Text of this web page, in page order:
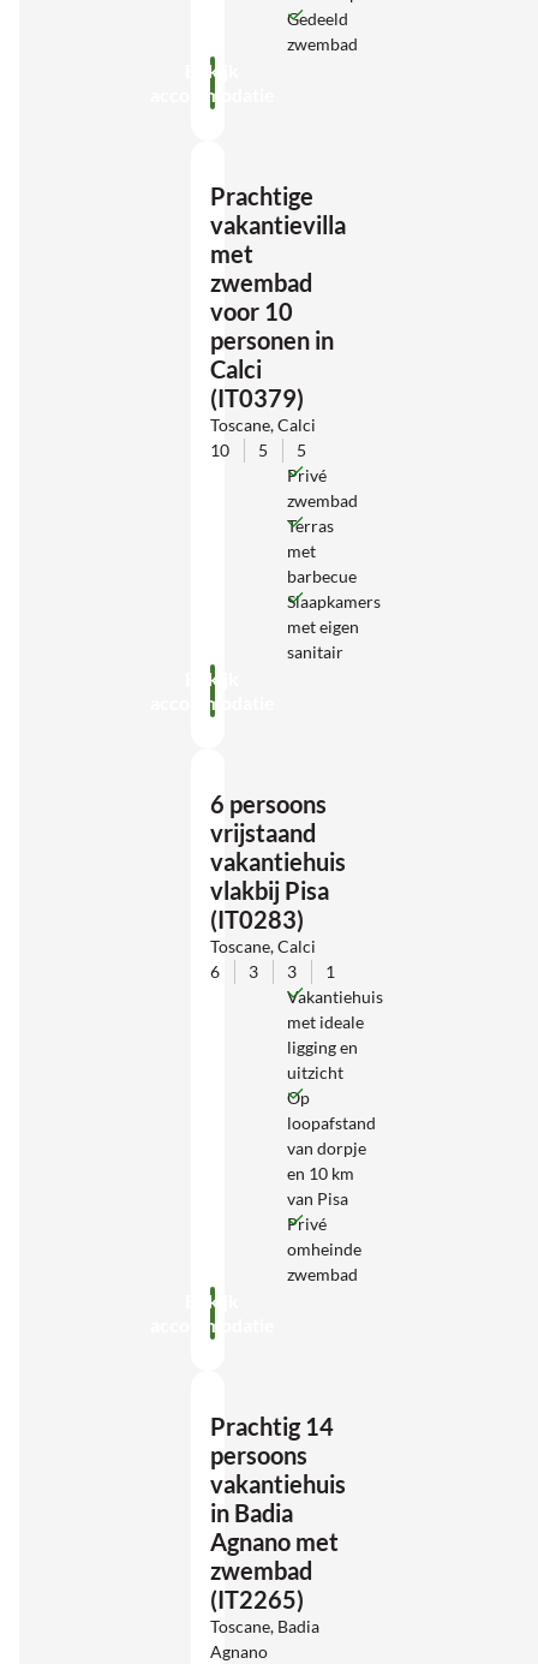
Gedeeld
zwembad
Bekijk
accommodatie
Prachtige
vakantievilla
met
zwembad
voor 10
personen in
Calci
(IT0379)
Toscane, Calci
10
5
5
Privé
zwembad
Terras
met
barbecue
Slaapkamers
met eigen
sanitair
Bekijk
accommodatie
6 persoons
vrijstaand
vakantiehuis
vlakbij Pisa
(IT0283)
Toscane, Calci
6
3 3
1
Vakantiehuis
met ideale
ligging en
uitzicht
Op
loopafstand
van dorpje
en 10 km
van Pisa
Privé
omheinde
zwembad
Bekijk
accommodatie
Prachtig 14
persoons
vakantiehuis
in Badia
Agnano met
zwembad
(IT2265)
Toscane, Badia
Agnano